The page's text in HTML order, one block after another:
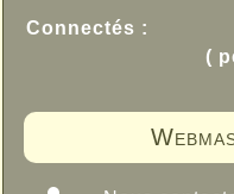
Connectés :
(